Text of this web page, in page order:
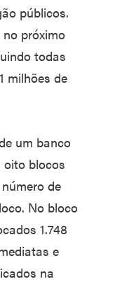
públicos.
próximo
todas
milhões de
um banco
blocos
de
No bloco
1.748
e
na